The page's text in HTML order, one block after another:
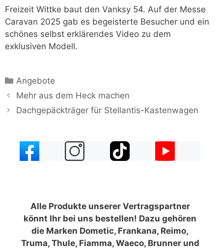
Freizeit Wittke baut den Vanksy 54. Auf der Messe
Caravan 2025 gab es begeisterte Besucher und ein
schönes selbst erklärendes Video zu dem
exklusiven Modell.
Kategorien
Angebote
Mehr aus dem Heck machen
Dachgepäckträger für Stellantis-Kastenwagen
Alle Produkte unserer Vertragspartner
könnt Ihr bei uns bestellen! Dazu gehören
die Marken Dometic, Frankana, Reimo,
Truma, Thule, Fiamma, Waeco, Brunner und